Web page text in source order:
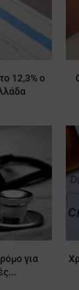
12,3% ο
για